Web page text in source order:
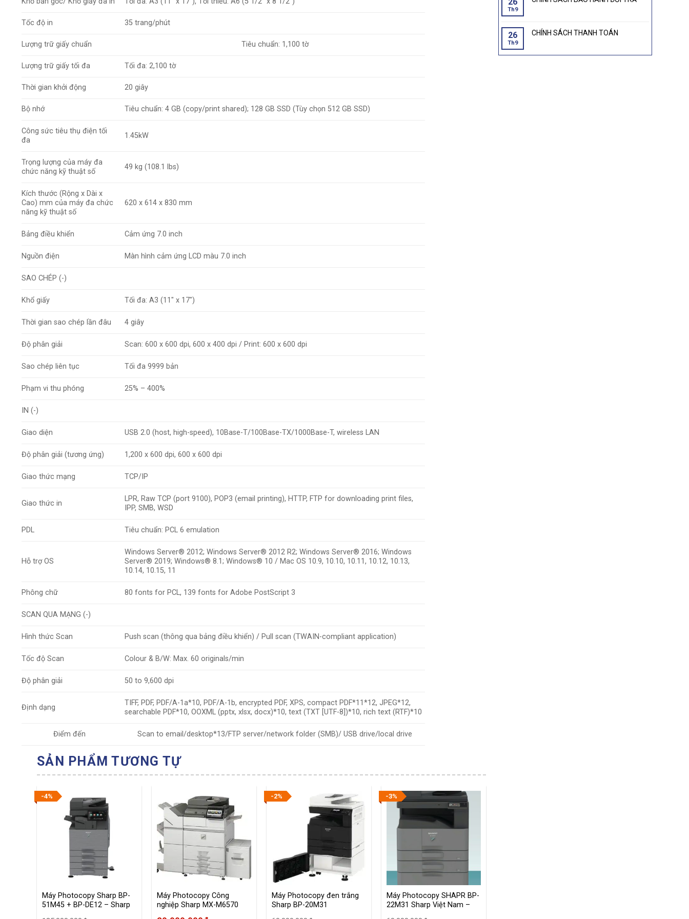
Th9
26
Th9
CHÍNH SÁCH THANH TOÁN
Tốc độ in 35 trang/phút
Lượng trữ giấy chuẩn Tiêu chuẩn: 1,100 tờ
Lượng trữ giấy tối đa Tối đa: 2,100 tờ
Thời gian khởi động 20 giây
Bộ nhớ Tiêu chuẩn: 4 GB (copy/print shared); 128 GB SSD (Tùy chọn 512 GB SSD)
Công sức tiêu thụ điện tối
đa
1.45kW
Trọng lượng của máy đa
chức năng kỹ thuật số
49 kg (108.1 lbs)
Kích thước (Rộng x Dài x
Cao) mm của máy đa chức
năng kỹ thuật số
620 x 614 x 830 mm
Bảng điều khiển Cảm ứng 7.0 inch
Nguồn điện Màn hình cảm ứng LCD màu 7.0 inch
SAO CHÉP (-)
Khổ giấy Tối đa: A3 (11″ x 17″)
Thời gian sao chép lần đâu 4 giây
Độ phân giải Scan: 600 x 600 dpi, 600 x 400 dpi / Print: 600 x 600 dpi
Sao chép liên tục Tối đa 9999 bản
Phạm vi thu phóng 25% – 400%
IN (-)
Giao diện USB 2.0 (host, high-speed), 10Base-T/100Base-TX/1000Base-T, wireless LAN
Độ phân giải (tương ứng) 1,200 x 600 dpi, 600 x 600 dpi
Giao thức mạng TCP/IP
Giao thức in
LPR, Raw TCP (port 9100), POP3 (email printing), HTTP, FTP for downloading print files,
IPP, SMB, WSD
PDL Tiêu chuẩn: PCL 6 emulation
Hỗ trợ OS
Windows Server® 2012; Windows Server® 2012 R2; Windows Server® 2016; Windows
Server® 2019; Windows® 8.1; Windows® 10 / Mac OS 10.9, 10.10, 10.11, 10.12, 10.13,
10.14, 10.15, 11
Phông chữ 80 fonts for PCL, 139 fonts for Adobe PostScript 3
SCAN QUA MẠNG (-)
Hình thức Scan Push scan (thông qua bảng điều khiển) / Pull scan (TWAIN-compliant application)
Tốc độ Scan Colour & B/W: Max. 60 originals/min
Độ phân giải 50 to 9,600 dpi
Định dạng
TIFF, PDF, PDF/A-1a*10, PDF/A-1b, encrypted PDF, XPS, compact PDF*11*12, JPEG*12,
searchable PDF*10, OOXML (pptx, xlsx, docx)*10, text (TXT [UTF-8])*10, rich text (RTF)*10
Điểm đến Scan to email/desktop*13/FTP server/network folder (SMB)/ USB drive/local drive
SẢN PHẨM TƯƠNG TỰ
-4%
Máy Photocopy Sharp BP-
51M45 + BP-DE12 – Sharp
Máy Photocopy Công
nghiệp Sharp MX-M6570
-2%
Máy Photocopy đen trắng
Sharp BP-20M31
-3%
Máy Photocopy SHAPR BP-
22M31 Sharp Việt Nam –